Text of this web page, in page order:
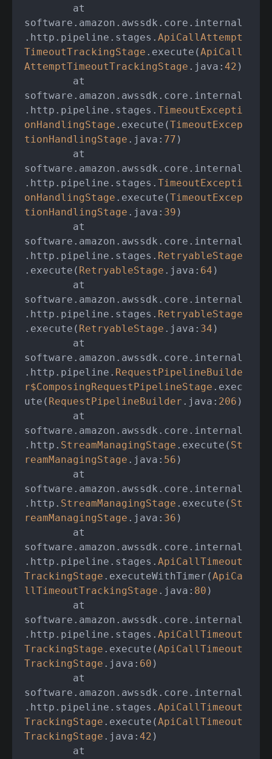
software.amazon.awssdk.core.internal
.http.pipeline.stages. ApiCallAttempt
TimeoutTrackingStage .execute(ApiCall
AttemptTimeoutTrackingStage .java: 42 )
software.amazon.awssdk.core.internal
.http.pipeline.stages. TimeoutExcepti
onHandlingStage .execute(TimeoutExcep
tionHandlingStage .java: 77 )
software.amazon.awssdk.core.internal
.http.pipeline.stages. TimeoutExcepti
onHandlingStage .execute(TimeoutExcep
tionHandlingStage .java: 39 )
software.amazon.awssdk.core.internal
.http.pipeline.stages. RetryableStage
.execute( RetryableStage .java: 64 )
software.amazon.awssdk.core.internal
.http.pipeline.stages. RetryableStage
.execute( RetryableStage .java: 34 )
software.amazon.awssdk.core.internal
.http.pipeline. RequestPipelineBuilde
r$ComposingRequestPipelineStage .exec
ute( RequestPipelineBuilder .java: 206 )
software.amazon.awssdk.core.internal
.http. StreamManagingStage .execute( St
reamManagingStage .java: 56 )
software.amazon.awssdk.core.internal
.http. StreamManagingStage .execute( St
reamManagingStage .java: 36 )
software.amazon.awssdk.core.internal
.http.pipeline.stages. ApiCallTimeout
TrackingStage .executeWithTimer(ApiCa
llTimeoutTrackingStage .java: 80 )
software.amazon.awssdk.core.internal
.http.pipeline.stages. ApiCallTimeout
TrackingStage .execute(ApiCallTimeout
TrackingStage .java: 60 )
software.amazon.awssdk.core.internal
.http.pipeline.stages. ApiCallTimeout
TrackingStage .execute(ApiCallTimeout
TrackingStage .java: 42 )